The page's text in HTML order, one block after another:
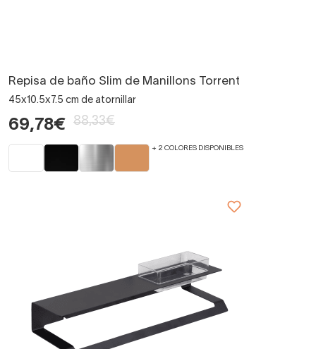
Repisa de baño Slim de Manillons Torrent
45x10.5x7.5 cm de atornillar
69,78€ 88,33€
+ 2 COLORES DISPONIBLES